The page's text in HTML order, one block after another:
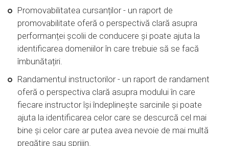
Promovabilitatea cursanților - un raport de
promovabilitate oferă o perspectivă clară asupra
performanței școlii de conducere și poate ajuta la
identificarea domeniilor în care trebuie să se facă
îmbunătațiri.
Randamentul instructorilor - un raport de randament
oferă o perspectiva clară asupra modului în care
fiecare instructor își îndeplinește sarcinile și poate
ajuta la identificarea celor care se descurcă cel mai
bine și celor care ar putea avea nevoie de mai multă
pregătire sau sprijin.